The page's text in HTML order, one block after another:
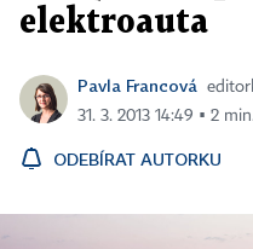
elektroauta
Pavla Francová
31. 3. 2013 14:49 ▪ 2
ODEBÍRAT AUTORKU